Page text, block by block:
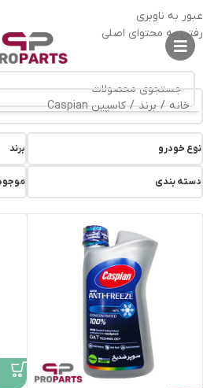
عبور به ناوبری
رفتن به محتوای اصلی
ارسال رایگان
خانه/ برند/ کاسپین Caspian
نوع خودرو برند
دسته بندی